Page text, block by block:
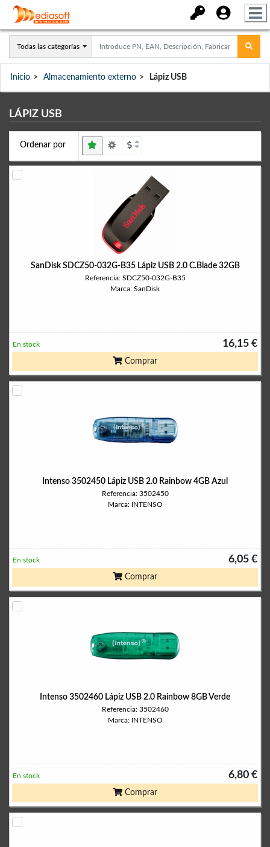
Todas las categorías
Inicio Almacenamiento externo Lápiz USB
LÁPIZ USB
Ordenar por
SanDisk SDCZ50-032G-B35 Lápiz USB 2.0 C.Blade 32GB
Referencia: SDCZ50-032G-B35
Marca: SanDisk
16,15 €
En stock
Comprar
Intenso 3502450 Lápiz USB 2.0 Rainbow 4GB Azul
Referencia: 3502450
Marca: INTENSO
6,05 €
En stock
Comprar
Intenso 3502460 Lápiz USB 2.0 Rainbow 8GB Verde
Referencia: 3502460
Marca: INTENSO
6,80 €
En stock
Comprar